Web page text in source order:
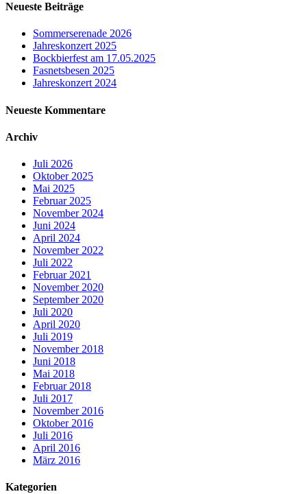
Neueste Beiträge
Sommerserenade 2026
Jahreskonzert 2025
Bockbierfest am 17.05.2025
Fasnetsbesen 2025
Jahreskonzert 2024
Neueste Kommentare
Archiv
Juli 2026
Oktober 2025
Mai 2025
Februar 2025
November 2024
Juni 2024
April 2024
November 2022
Juli 2022
Februar 2021
November 2020
September 2020
Juli 2020
April 2020
Juli 2019
November 2018
Juni 2018
Mai 2018
Februar 2018
Juli 2017
November 2016
Oktober 2016
Juli 2016
April 2016
März 2016
Kategorien